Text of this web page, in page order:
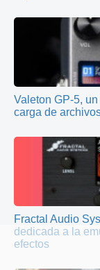
Valeton GP-5,
carga de
Fractal Audio
dedicada a la
efectos